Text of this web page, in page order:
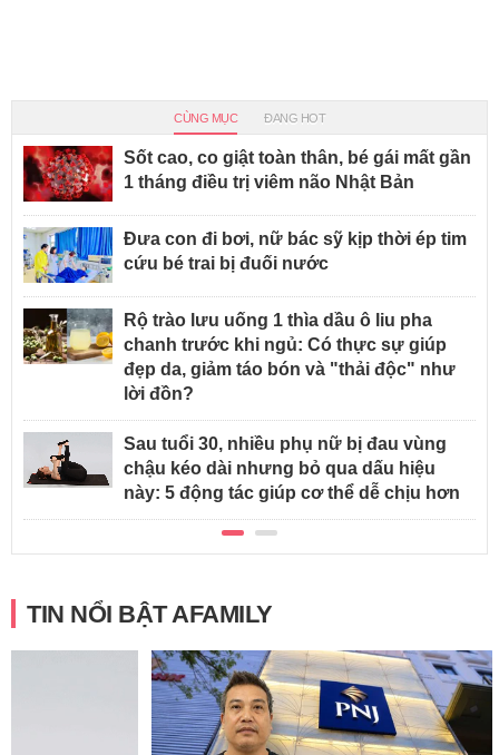
CÙNG MỤC ĐANG HOT
Sốt cao, co giật toàn thân, bé gái mất gần
1 tháng điều trị viêm não Nhật Bản
Đưa con đi bơi, nữ bác sỹ kịp thời ép tim
cứu bé trai bị đuối nước
Rộ trào lưu uống 1 thìa dầu ô liu pha
chanh trước khi ngủ: Có thực sự giúp
đẹp da, giảm táo bón và "thải độc" như
lời đồn?
Sau tuổi 30, nhiều phụ nữ bị đau vùng
chậu kéo dài nhưng bỏ qua dấu hiệu
này: 5 động tác giúp cơ thể dễ chịu hơn
TIN NỔI BẬT AFAMILY